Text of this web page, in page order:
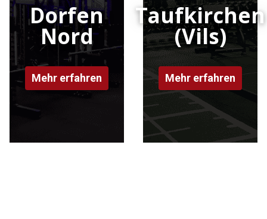
Dorfen
Nord
Mehr erfahren
Taufkirchen
(Vils)
Mehr erfahren